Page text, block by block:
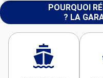
POURQUOI
? LA